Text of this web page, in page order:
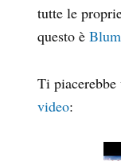
tutte le
questo è
Ti piacerebbe
video: